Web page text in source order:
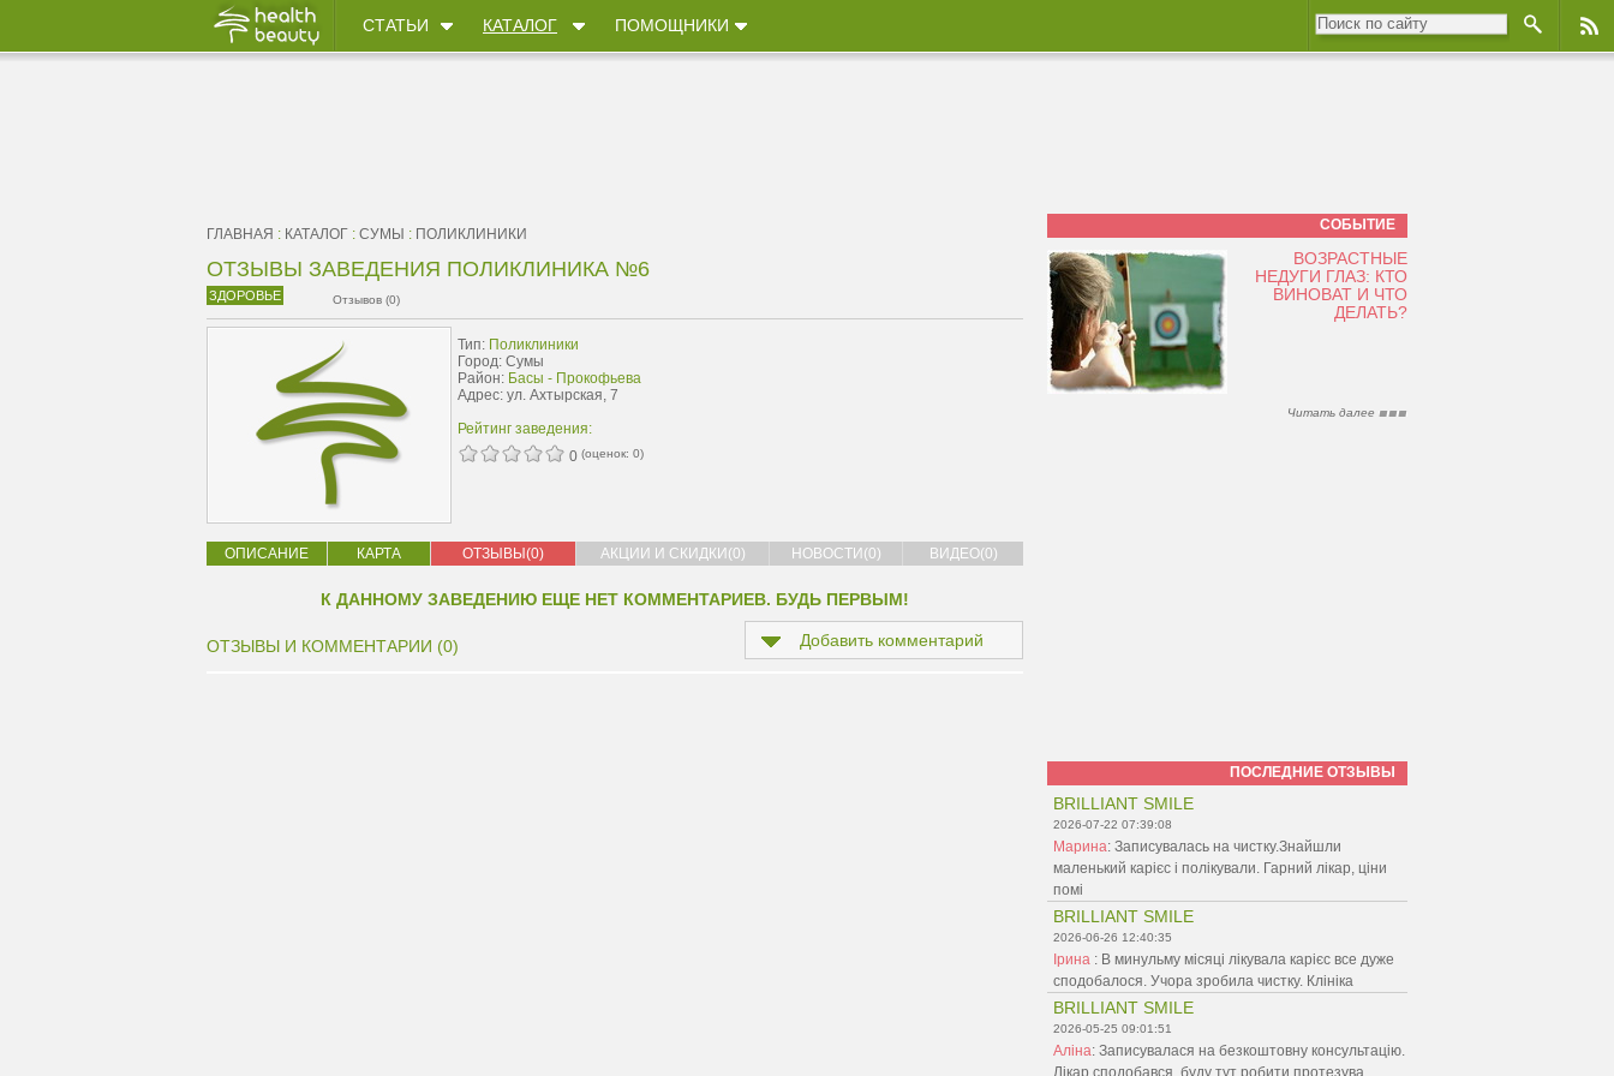
СТАТЬИ КАТАЛОГ ПОМОЩНИКИ
ГЛАВНАЯ : КАТАЛОГ : СУМЫ : ПОЛИКЛИНИКИ
ОТЗЫВЫ ЗАВЕДЕНИЯ ПОЛИКЛИНИКА №6
ЗДОРОВЬЕ Отзывов (0)
Тип: Поликлиники
Город: Сумы
Район: Басы - Прокофьева
Адрес: ул. Ахтырская, 7
Рейтинг заведения:
0 (оценок: 0)
ОПИСАНИЕ КАРТА ОТЗЫВЫ(0) АКЦИИ И СКИДКИ(0) НОВОСТИ(0) ВИДЕО(0)
К ДАННОМУ ЗАВЕДЕНИЮ ЕЩЕ НЕТ КОММЕНТАРИЕВ. БУДЬ ПЕРВЫМ!
ОТЗЫВЫ И КОММЕНТАРИИ (0) Добавить комментарий
СОБЫТИЕ
ВОЗРАСТНЫЕ
НЕДУГИ ГЛАЗ: КТО
ВИНОВАТ И ЧТО
ДЕЛАТЬ?
Читать далее
ПОСЛЕДНИЕ ОТЗЫВЫ
BRILLIANT SMILE
2026-07-22 07:39:08
Марина: Записувалась на чистку.Знайшли
маленький карієс і полікували. Гарний лікар, ціни
помі
BRILLIANT SMILE
2026-06-26 12:40:35
Ірина : В минульму місяці лікувала карієс все дуже
сподобалося. Учора зробила чистку. Клініка
BRILLIANT SMILE
2026-05-25 09:01:51
Аліна: Записувалася на безкоштовну консультацію.
Лікар сподобався, буду тут робити протезува